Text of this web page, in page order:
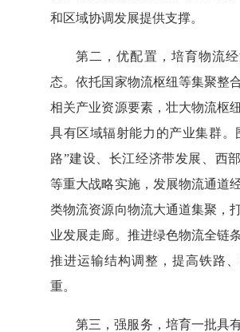
和区域协调发展提供支撑。
第二，优配置，培育物流
态。依托国家物流枢纽等集聚整
相关产业资源要素，壮大物流枢
具有区域辐射能力的产业集群。
路”建设、长江经济带发展、西
等重大战略实施，发展物流通道
类物流资源向物流大通道集聚，
业发展走廊。推进绿色物流全链
推进运输结构调整，提高铁路
重。
第三，强服务，培育一批具